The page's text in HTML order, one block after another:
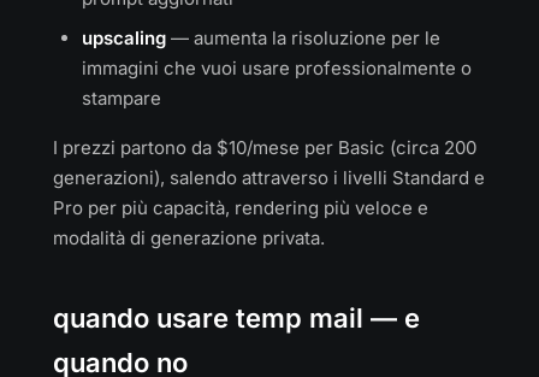
upscaling — aumenta la risoluzione per le
immagini che vuoi usare professionalmente o
stampare
I prezzi partono da $10/mese per Basic (circa 200
generazioni), salendo attraverso i livelli Standard e
Pro per più capacità, rendering più veloce e
modalità di generazione privata.
quando usare temp mail — e
quando no